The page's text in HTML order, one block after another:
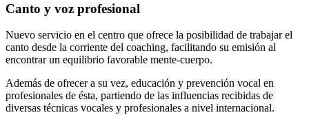
Canto y voz profesional
Nuevo servicio en el centro que ofrece la posibilidad de trabajar el
canto desde la corriente del coaching, facilitando su emisión al
encontrar un equilibrio favorable mente-cuerpo.
Además de ofrecer a su vez, educación y prevención vocal en
profesionales de ésta, partiendo de las influencias recibidas de
diversas técnicas vocales y profesionales a nivel internacional.